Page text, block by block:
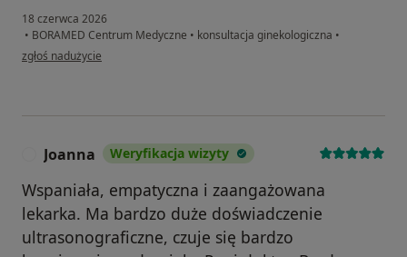
18 czerwca 2026
• BORAMED Centrum Medyczne • konsultacja ginekologiczna •
w opinii użytkownika Wiktoria
zgłoś nadużycie
Joanna Weryfikacja wizyty
Wspaniała, empatyczna i zaangażowana
lekarka. Ma bardzo duże doświadczenie
ultrasonograficzne, czuje się bardzo